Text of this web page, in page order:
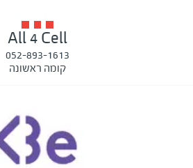
All 4 Cell
052-893-1613
קומה ראשונה